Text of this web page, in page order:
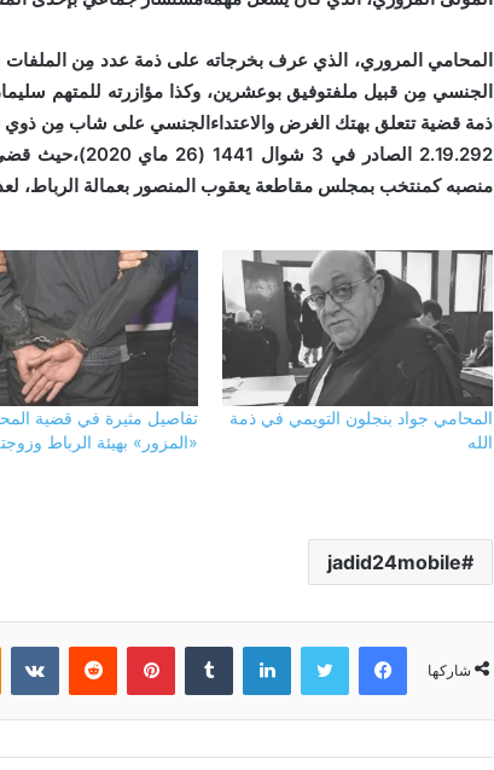
المحامي المروري، الذي عرف بخرجاته على ذمة عدد مِن الملفات
الجنسي مِن قبيل ملفتوفيق بوعشرين، وكذا مؤازرته للمتهم
ذمة قضية تتعلق بهتك الغرض والاعتداءالجنسي على شاب مِن
2.19.292 الصادر
منصبه كمنتخب بمجلس مقاطعة يعقوب المنصور بعمالة الرباط،
المحامي جواد بنجلون التويمي في ذمة
الله
تفاصيل مثيرة في قضية
«المزور» بهيئة الرباط
jadid24mobile
شاركها
فيسبوك تويتر لينكدإن بينتيريست